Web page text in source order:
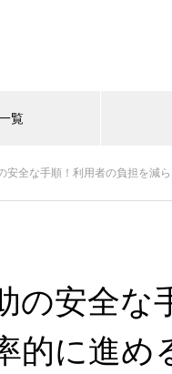
覧
安全な手順！利用者の負担を減
の安全な
的に進め